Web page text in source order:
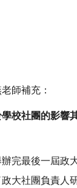
師補充：
校社團的影
完最後一屆
大社團負責